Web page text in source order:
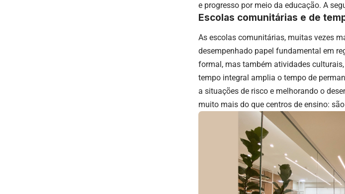
e progresso por meio da educação. A
Escolas comunitárias e de
As escolas comunitárias, muitas vezes
desempenhado papel fundamental em
formal, mas também atividades
tempo integral amplia o tempo de
a situações de risco e melhorando o
muito mais do que centros de ensino: